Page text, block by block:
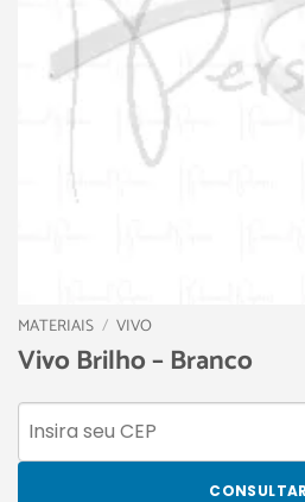
MATERIAIS / VIVO
Vivo Brilho – Branco
CONSULTAR